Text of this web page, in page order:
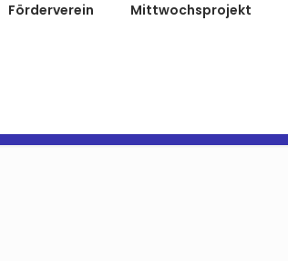
Förderverein Mittwochsprojekt